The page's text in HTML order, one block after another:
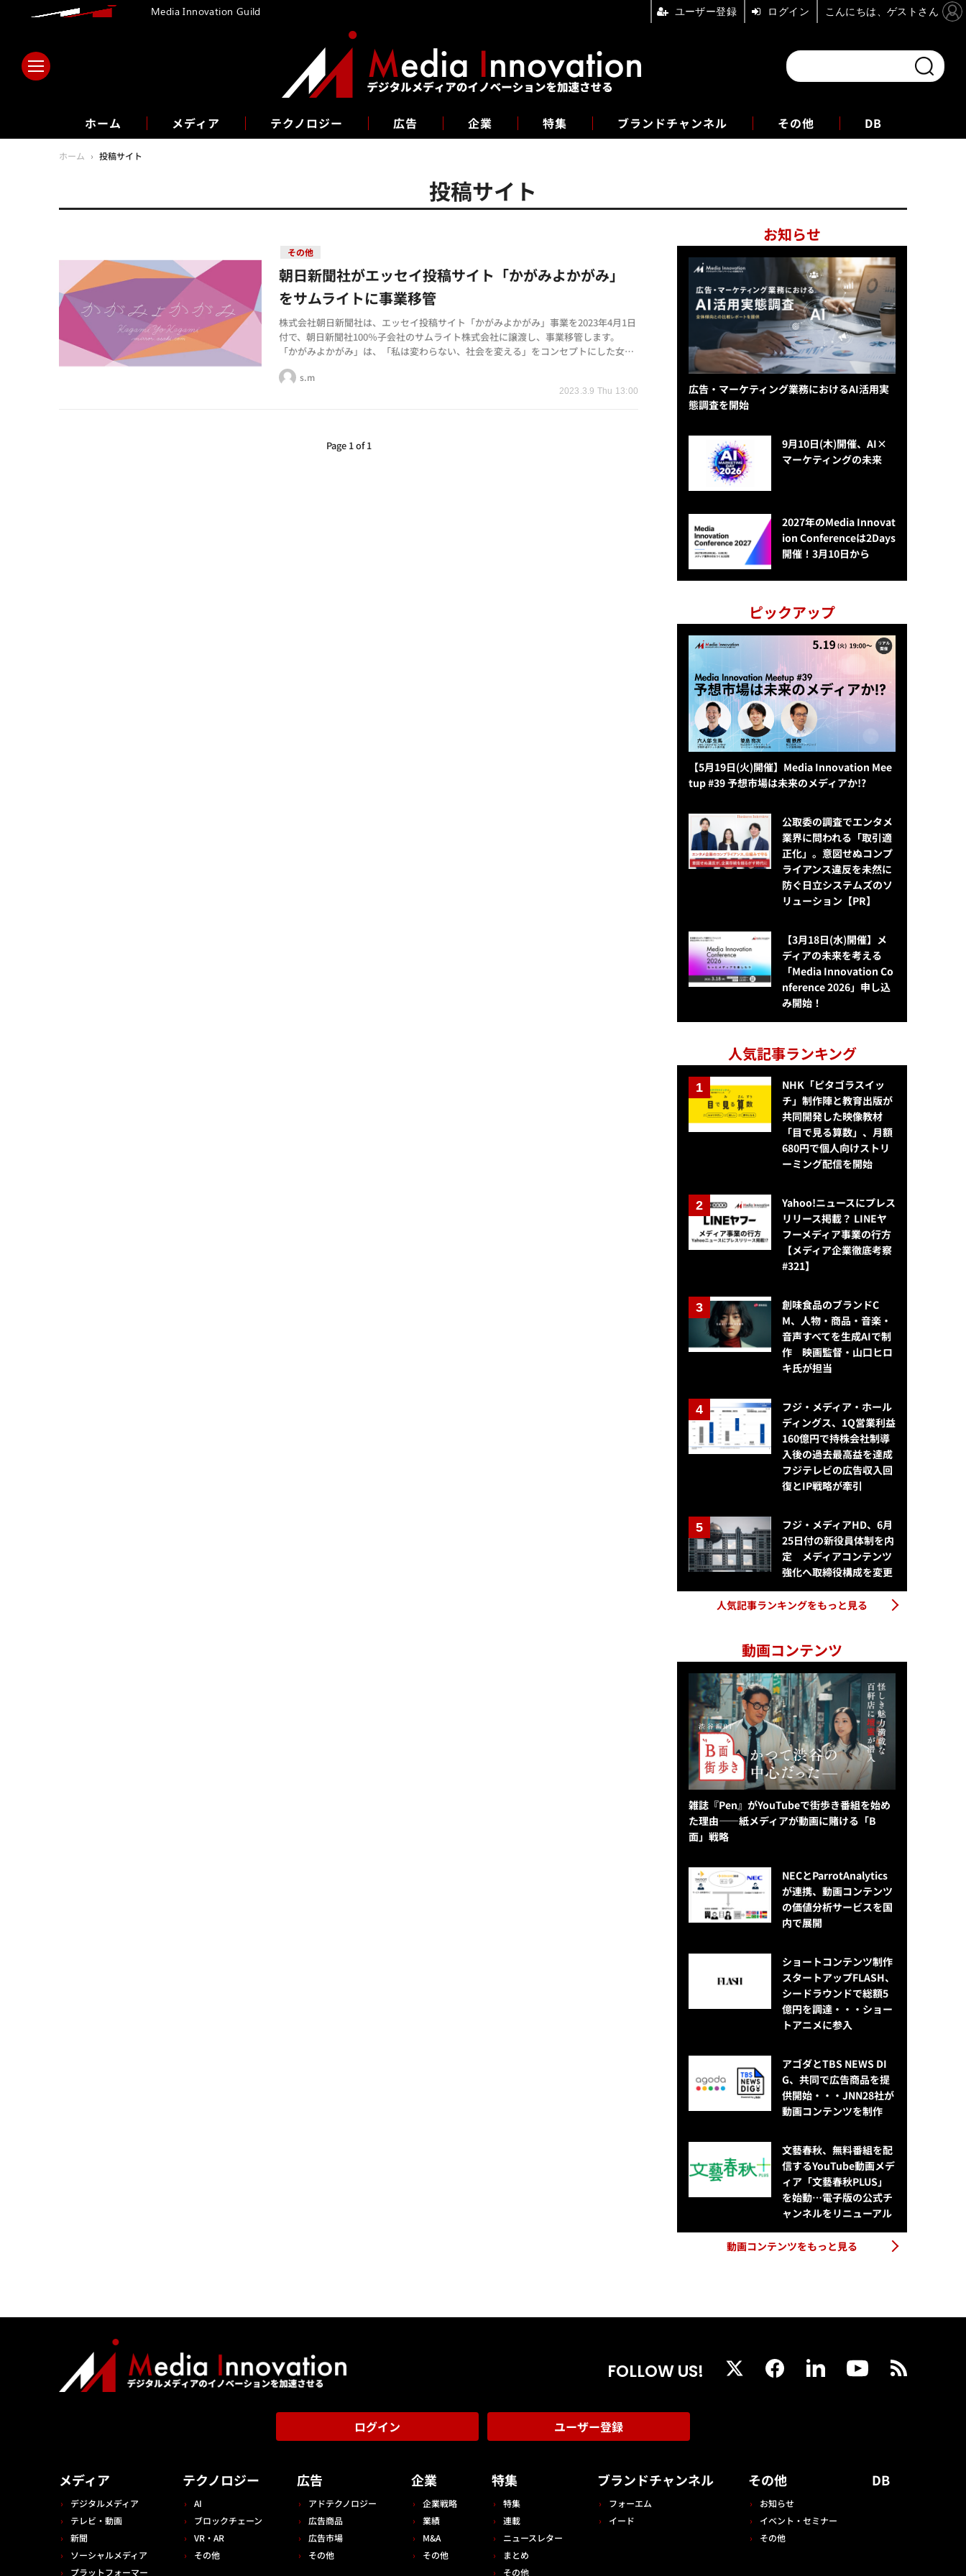
ホーム メディア テクノロジー 広告 企業 特集 ブランドチャンネル
フォーエム その他 DB
ホーム › 投稿サイト
投稿サイト
その他
2023.3.9 Thu 13:00
朝日新聞社がエッセイ投稿サイト「かがみよかがみ」
をサムライトに事業移管
株式会社朝日新聞社は、エッセイ投稿サイト「かがみよかがみ」事業を2023年4月1日
付で、朝日新聞社100％子会社のサムライト株式会社に譲渡し、事業移管します。
「かがみよかがみ」は、「私は変わらない、社会を変える」をコンセプトにした女性
のエッセイ投稿サイトです…
s.m
Page 1 of 1
お知らせ
広告・マーケティング業務におけるAI活用実
態調査を開始
9月10日(木)開催、AI×
マーケティングの未来
2027年のMedia Innovat
ion Conferenceは2Days
開催！3月10日から
ピックアップ
【5月19日(火)開催】Media Innovation Mee
tup #39 予想市場は未来のメディアか!?
公​​取委の調査でエンタメ
業界に問われる「取引適
正化」。意図せぬコンプ
ライアンス違反を未然に
防ぐ日立システムズのソ
リューション​【PR】
【3月18日(水)開催】メ
ディアの未来を考える
「Media Innovation Co
nference 2026」申し込
み開始！
人気記事ランキング
NHK「ピタゴラスイッ
チ」制作陣と教育出版が
共同開発した映像教材
「目で見る算数」、月額
680円で個人向けストリ
ーミング配信を開始
Yahoo!ニュースにプレス
リリース掲載？ LINEヤ
フーメディア事業の行方
【メディア企業徹底考察
#321】
創味食品のブランドC
M、人物・商品・音楽・
音声すべてを生成AIで制
作 映画監督・山口ヒロ
キ氏が担当
フジ・メディア・ホール
ディングス、1Q営業利益
160億円で持株会社制導
入後の過去最高益を達成
フジテレビの広告収入回
復とIP戦略が牽引
フジ・メディアHD、6月
25日付の新役員体制を内
定 メディアコンテンツ
強化へ取締役構成を変更
人気記事ランキングをもっと見る
動画コンテンツ
雑誌『Pen』がYouTubeで街歩き番組を始め
た理由——紙メディアが動画に賭ける「B
面」戦略
NECとParrotAnalytics
が連携、動画コンテンツ
の価値分析サービスを国
内で展開
ショートコンテンツ制作
スタートアップFLASH、
シードラウンドで総額5
億円を調達・・・ショー
トアニメに参入
アゴダとTBS NEWS DI
G、共同で広告商品を提
供開始・・・JNN28社が
動画コンテンツを制作
文藝春秋、無料番組を配
信するYouTube動画メデ
ィア「文藝春秋PLUS」
を始動…電子版の公式チ
ャンネルをリニューアル
動画コンテンツをもっと見る
FOLLOW US!
ログイン ユーザー登録
メディア
デジタルメディア
テレビ・動画
新聞
ソーシャルメディア
プラットフォーマー
テクノロジー
AI
ブロックチェーン
VR・AR
その他
広告
アドテクノロジー
広告商品
広告市場
その他
企業
企業戦略
業績
M&A
その他
特集
特集
連載
ニュースレター
まとめ
その他
ブランドチャンネル
フォーエム
イード
その他
お知らせ
イベント・セミナー
その他
DB
Media Innovation Guild ユーザー登録 ログイン こんにちは、ゲストさん